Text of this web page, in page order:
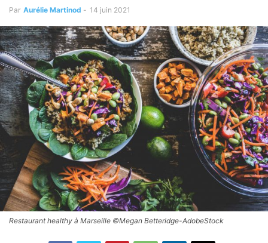
Par Aurélie Martinod - 14 juin 2021
Restaurant healthy à Marseille ©Megan Betteridge-AdobeStock